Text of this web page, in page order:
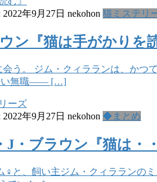
2022年9月27日 nekohon 猫ミステリ
ン『猫は手がかりを
う。 ジム・クィラランは、かつ
い無職―― […]
2022年9月27日 nekohon ◆まとめ
J・ブラウン『猫は・
と、飼い主ジム・クィラランの